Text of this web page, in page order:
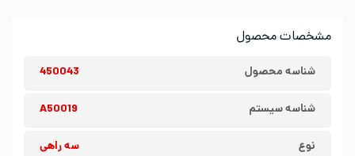
مشخصات محصول
شناسه محصول 450043
شناسه سیستم A50019
نوع سه راهی